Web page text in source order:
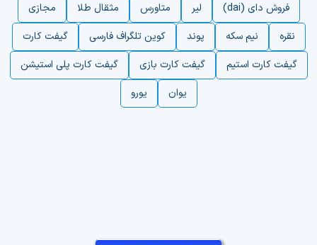
فروش دای (dai)
لیر متاورس مثقال طلا
مجازی
نقره
نیم سکه پوند کوین تلگراف فارسی
گیفت کارت
گیفت کارت استیم
گیفت کارت بازی
گیفت کارت پلی استیشن
یوان
یورو